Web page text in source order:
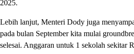
2025.
Lebih lanjut, Menteri Dody juga
pada bulan September kita mulai
selesai. Anggaran untuk 1 sekolah sekitar